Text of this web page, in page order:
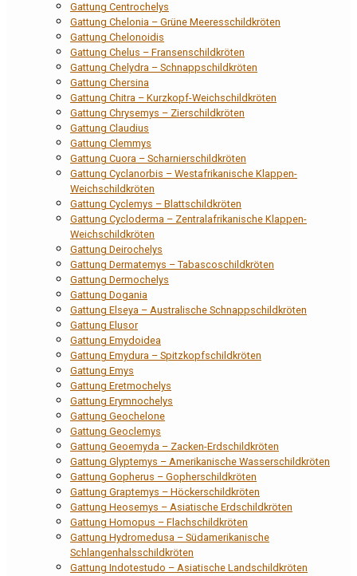
Gattung Centrochelys
Gattung Chelonia – Grüne Meeresschildkröten
Gattung Chelonoidis
Gattung Chelus – Fransenschildkröten
Gattung Chelydra – Schnappschildkröten
Gattung Chersina
Gattung Chitra – Kurzkopf-Weichschildkröten
Gattung Chrysemys – Zierschildkröten
Gattung Claudius
Gattung Clemmys
Gattung Cuora – Scharnierschildkröten
Gattung Cyclanorbis – Westafrikanische Klappen-
Weichschildkröten
Gattung Cyclemys – Blattschildkröten
Gattung Cycloderma – Zentralafrikanische Klappen-
Weichschildkröten
Gattung Deirochelys
Gattung Dermatemys – Tabascoschildkröten
Gattung Dermochelys
Gattung Dogania
Gattung Elseya – Australische Schnappschildkröten
Gattung Elusor
Gattung Emydoidea
Gattung Emydura – Spitzkopfschildkröten
Gattung Emys
Gattung Eretmochelys
Gattung Erymnochelys
Gattung Geochelone
Gattung Geoclemys
Gattung Geoemyda – Zacken-Erdschildkröten
Gattung Glyptemys – Amerikanische Wasserschildkröten
Gattung Gopherus – Gopherschildkröten
Gattung Graptemys – Höckerschildkröten
Gattung Heosemys – Asiatische Erdschildkröten
Gattung Homopus – Flachschildkröten
Gattung Hydromedusa – Südamerikanische
Schlangenhalsschildkröten
Gattung Indotestudo – Asiatische Landschildkröten